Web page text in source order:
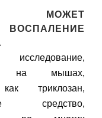
МОЖЕТ
ВОСПАЛЕНИЕ
на мышах,
триклозан,
средство,